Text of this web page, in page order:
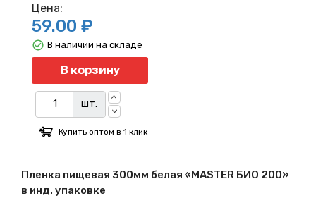
Пленка пищевая 300мм белая «MASTER БИО 200»
в инд. упаковке
Цена:
59.00 ₽
В корзину
шт.
В наличии на складе
Купить оптом в 1 клик